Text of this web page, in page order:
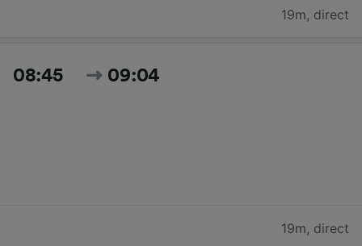
19m, direct
08:45 09:04
19m, direct